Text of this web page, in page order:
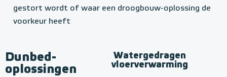
gestort wordt of waar een droogbouw-oplossing de
voorkeur heeft
Dunbed-
oplossingen
Watergedragen
vloerverwarming